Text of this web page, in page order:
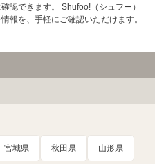
認できます。 Shufoo!（シュフー）
報を、手軽にご確認いただけます。
宮城県 秋田県 山形県